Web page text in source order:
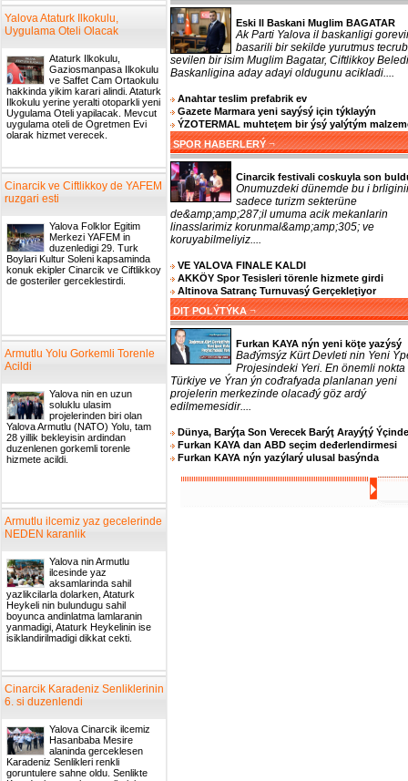
Yalova Ataturk Ilkokulu,
Uygulama Oteli Olacak
Ataturk Ilkokulu,
Gaziosmanpasa Ilkokulu
ve Saffet Cam Ortaokulu
hakkinda yikim karari alindi. Ataturk
Ilkokulu yerine yeralti otoparkli yeni
Uygulama Oteli yapilacak. Mevcut
uygulama oteli de Ogretmen Evi
olarak hizmet verecek.
Cinarcik ve Ciftlikkoy de YAFEM
ruzgari esti
Yalova Folklor Egitim
Merkezi YAFEM in
duzenledigi 29. Turk
Boylari Kultur Soleni kapsaminda
konuk ekipler Cinarcik ve Ciftlikkoy
de gosteriler gerceklestirdi.
Armutlu Yolu Gorkemli Torenle
Acildi
Yalova nin en uzun
soluklu ulasim
projelerinden biri olan
Yalova Armutlu (NATO) Yolu, tam
28 yillik bekleyisin ardindan
duzenlenen gorkemli torenle
hizmete acildi.
Armutlu ilcemiz yaz gecelerinde
NEDEN karanlik
Yalova nin Armutlu
ilcesinde yaz
aksamlarinda sahil
yazlikcilarla dolarken, Ataturk
Heykeli nin bulundugu sahil
boyunca andinlatma lamlaranin
yanmadigi, Ataturk Heykelinin ise
isiklandirilmadigi dikkat cekti.
Cinarcik Karadeniz Senliklerinin
6. si duzenlendi
Yalova Cinarcik ilcemiz
Hasanbaba Mesire
alaninda gerceklesen
Karadeniz Senlikleri renkli
goruntulere sahne oldu. Senlikte
Eski Il Baskani Muglim BAGATAR
Ak Parti Yalova il baskanligi
basarili bir sekilde yurutmus
sevilen bir isim Muglim Bagatar, Ciftlikkoy
Baskanligina aday adayi oldugunu acikladi....
Anahtar teslim prefabrik ev
Gazete Marmara yeni sayýsý için týklayýn
ÝZOTERMAL muhteţem bir ýsý yalýtým
SPOR HABERLERÝ ¬
Cinarcik festivali coskuyla son
Onumuzdeki dünemde bu i
sadece turizm sekterüne
de&amp;amp;287;il umuma acik mekanlarin
linasslarimiz korunmal&amp;amp;305; ve
koruyabilmeliyiz....
VE YALOVA FINALE KALDI
AKKÖY Spor Tesisleri törenle hizmete girdi
Altinova Satranç Turnuvasý Gerçekleţiyor
DIŢ POLÝTÝKA ¬
Furkan KAYA nýn yeni köţe yazýsý
Bađýmsýz Kürt Devleti nin Yeni
Projesindeki Yeri. En önemli nokta
Türkiye ve Ýran ýn cođrafyada planlanan yeni
projelerin merkezinde olacađý göz ardý
edilmemesidir....
Dünya, Barýţa Son Verecek Barýţ Arayýţý Ýçinde
Furkan KAYA dan ABD seçim deđerlendirmesi
Furkan KAYA nýn yazýlarý ulusal basýnda